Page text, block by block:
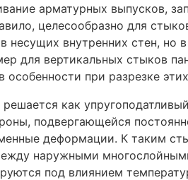
арматурных выпусков,
целесообразно для
несущих внутренних стен,
для вертикальных стыков
при разрезке
как
подвергающейся
деформации. К таким
наружными
под влиянием